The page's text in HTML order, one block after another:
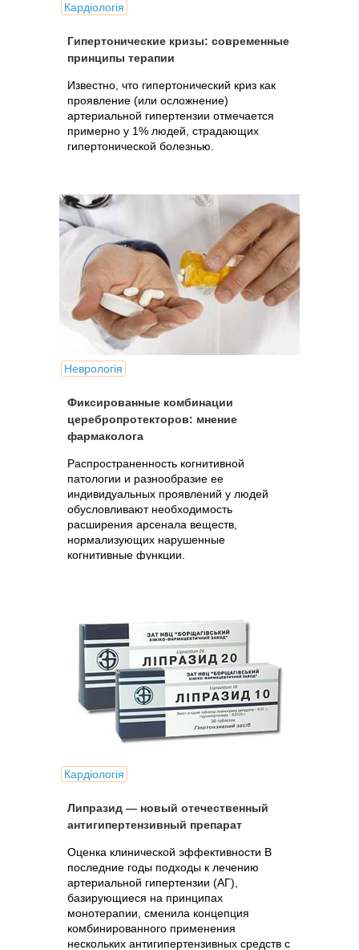
Кардіологія
Гипертонические кризы: современные
принципы терапии
Известно, что гипертонический криз как
проявление (или осложнение)
артериальной гипертензии отмечается
примерно у 1% людей, страдающих
гипертонической болезнью.
Неврологія
Фиксированные комбинации
церебропротекторов: мнение
фармаколога
Распространенность когнитивной
патологии и разнообразие ее
индивидуальных проявлений у людей
обусловливают необходимость
расширения арсенала веществ,
нормализующих нарушенные
когнитивные функции.
Кардіологія
Липразид — новый отечественный
антигипертензивный препарат
Оценка клинической эффективности В
последние годы подходы к лечению
артериальной гипертензии (АГ),
базирующиеся на принципах
монотерапии, сменила концепция
комбинированного применения
нескольких антигипертензивных средств с